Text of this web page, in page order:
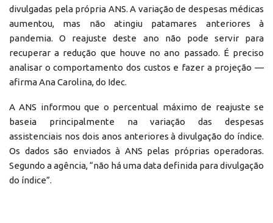
divulgadas pela própria ANS. A variação de despesas médicas
aumentou, mas não atingiu patamares anteriores à
pandemia. O reajuste deste ano não pode servir para
recuperar a redução que houve no ano passado. É preciso
analisar o comportamento dos custos e fazer a projeção —
afirma Ana Carolina, do Idec.
A ANS informou que o percentual máximo de reajuste se
baseia principalmente na variação das despesas
assistenciais nos dois anos anteriores à divulgação do índice.
Os dados são enviados à ANS pelas próprias operadoras.
Segundo a agência, “não há uma data definida para divulgação
do índice”.